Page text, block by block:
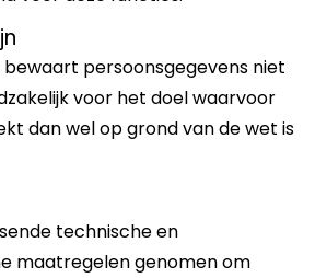
bewaart persoonsgegevens niet
voor het doel waarvoor
dan wel op grond van de wet is
technische en
maatregelen genomen om